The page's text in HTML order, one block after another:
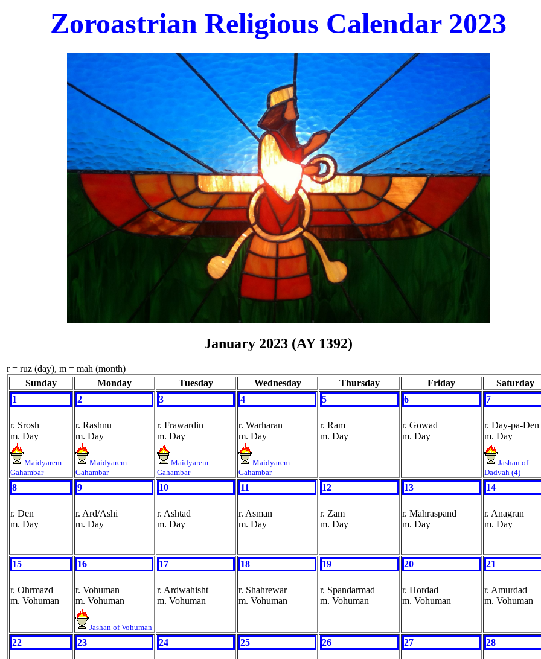
Zoroastrian Religious Calendar 2023
January 2023 (AY 1392)
r = ruz (day), m = mah (month)
Sunday
Monday Tuesday Wednesday Thursday Friday
Saturday
1
r. Srosh
m. Day
Maidyarem
Gahambar
2
r. Rashnu
m. Day
Maidyarem
Gahambar
3
r. Frawardin
m. Day
Maidyarem
Gahambar
4
r. Warharan
m. Day
Maidyarem
Gahambar
5
r. Ram
m. Day
6
r. Gowad
m. Day
7
r. Day-pa-Den
m. Day
Jashan of
Dadvah (4)
8
r. Den
m. Day
9
r. Ard/Ashi
m. Day
10
r. Ashtad
m. Day
11
r. Asman
m. Day
12
r. Zam
m. Day
13
r. Mahraspand
m. Day
14
r. Anagran
m. Day
15
r. Ohrmazd
m. Vohuman
16
r. Vohuman
m. Vohuman
Jashan of Vohuman
17
r. Ardwahisht
m. Vohuman
18
r. Shahrewar
m. Vohuman
19
r. Spandarmad
m. Vohuman
20
r. Hordad
m. Vohuman
21
r. Amurdad
m. Vohuman
22 23 24 25 26 27 28